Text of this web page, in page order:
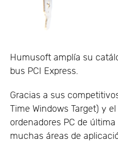
Humusoft amplía su
bus PCI Express.
Gracias a sus
Time Windows Target) y
ordenadores PC de
muchas áreas de